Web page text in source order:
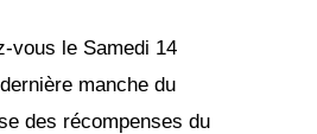
vous le Samedi 14
manche du
des récompenses du